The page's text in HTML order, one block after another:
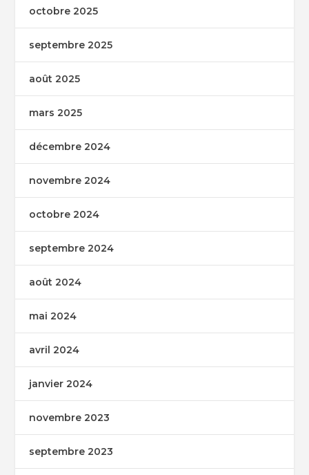
octobre 2025
septembre 2025
août 2025
mars 2025
décembre 2024
novembre 2024
octobre 2024
septembre 2024
août 2024
mai 2024
avril 2024
janvier 2024
novembre 2023
septembre 2023